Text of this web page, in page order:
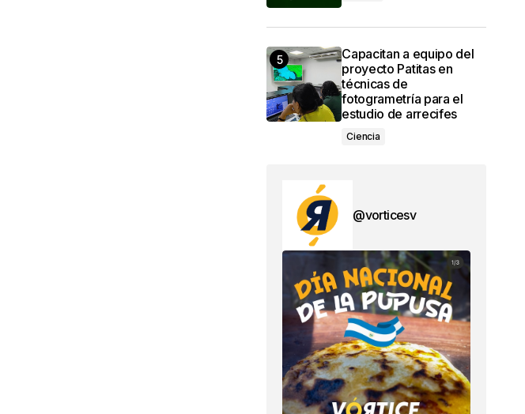
Capacitan a equipo del
proyecto Patitas en
técnicas de
fotogrametría para el
estudio de arrecifes
Ciencia
@vorticesv